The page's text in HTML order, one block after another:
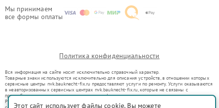
Мы принимаем
все формы оплаты
Политика конфиденциальности
Вся информация на сайте носит исключительно справочный характер.
Товарные знаки используются исключительно для описания устройств, в отношении которых
сервисные центры nvk.bauknecht-fix.ru предоставляют услуги по ремонту. Услуги оказываются
в неавторизованных сервисных центрах nvk.bauknecht-fix.ru, которые не связаны с
правообладателями товарных знаков или их официальными представителями.
Ремонт осуществляется для устройств, уже введенных в гражданский оборот в соответствии
Этот сайт использует файлы cookie. Вы можете